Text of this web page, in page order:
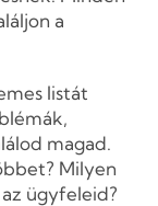
a
listát
magad.
Milyen
ügyfeleid?